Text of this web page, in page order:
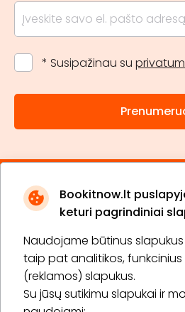
Bookitnow.lt
keturi pagrindiniai
Naudojame būtinus
taip pat analitikos, funkcinius
(reklamos) slapukus.
Su jūsų sutikimu slapukai ir
* Susipažinau su
Apie „BookitNow“
Informacija
„GERA DOVANA“ GRUPĖ